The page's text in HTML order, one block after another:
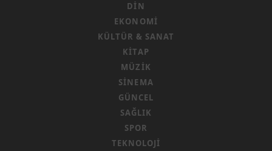
DIN
EKONOMI
KÜLTÜR & SANAT
KITAP
MÜZIK
SINEMA
GÜNCEL
SAĞLIK
SPOR
TEKNOLOJI